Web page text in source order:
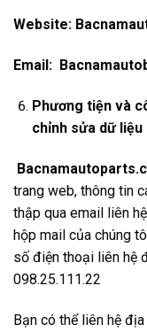
Website:
Email:
Phương tiện và
chỉnh sửa dữ liệu
trang web, thông tin
thập qua email liên
hộp mail của chúng
số điện thoại liên hệ
098.25.111.22
Bạn có thể liên hệ